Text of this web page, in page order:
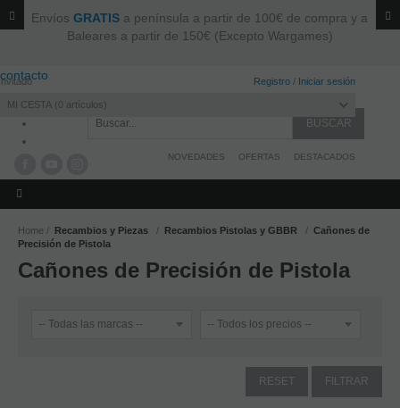
EnvíosGRATIS a península a partir de 100€ de compra y a
Baleares a partir de 150€ (Excepto Wargames)
contacto Registro / Iniciar sesión
MI CESTA 0 artículos
NOVEDADES OFERTAS DESTACADOS
Home Recambios y Piezas Recambios Pistolas y GBBR
Cañones de
Precisión de Pistola
Cañones de Precisión de Pistola